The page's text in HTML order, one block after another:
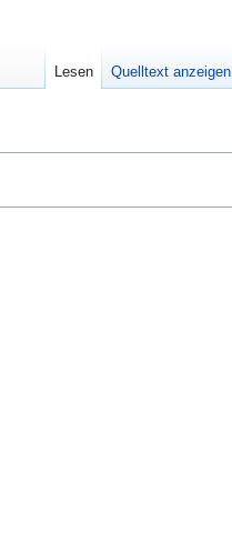
Lesen Quelltext anzeigen